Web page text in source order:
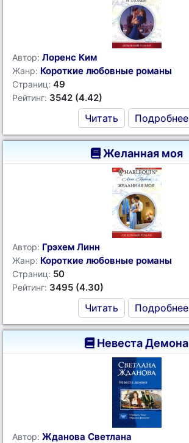
Автор: Лоренс Ким
Жанр: Короткие любовные романы
Страниц: 49
Рейтинг: 3542 (4.42)
Читать Подробнее
Желанная моя
Автор: Грэхем Линн
Жанр: Короткие любовные романы
Страниц: 50
Рейтинг: 3495 (4.30)
Читать Подробнее
Невеста Демона
Автор: Жданова Светлана